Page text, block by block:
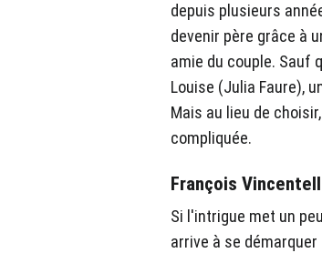
depuis plusieurs
devenir père grâce à
amie du couple. Sauf
Louise (Julia Faure),
Mais au lieu de
compliquée.
François
Si l'intrigue met un
arrive à se